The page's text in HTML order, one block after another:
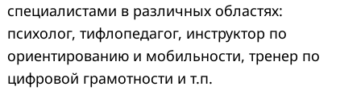
специалистами в различных областях:
психолог, тифлопедагог, инструктор по
ориентированию и мобильности, тренер по
цифровой грамотности и т.п.